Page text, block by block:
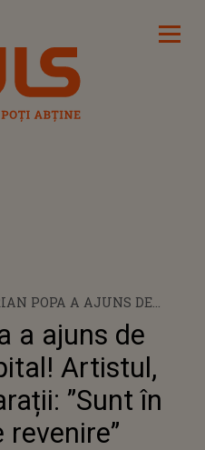
POPA A AJUNS DE
LA SPITAL! ARTISTUL,
DECLARAȚII: ”SUNT ÎN
DE REVENIRE”
a ajuns de
Artistul,
”Sunt în
revenire”